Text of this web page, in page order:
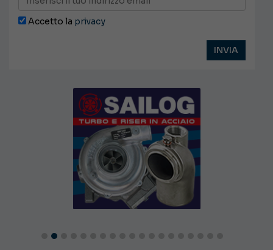
Accetto la privacy